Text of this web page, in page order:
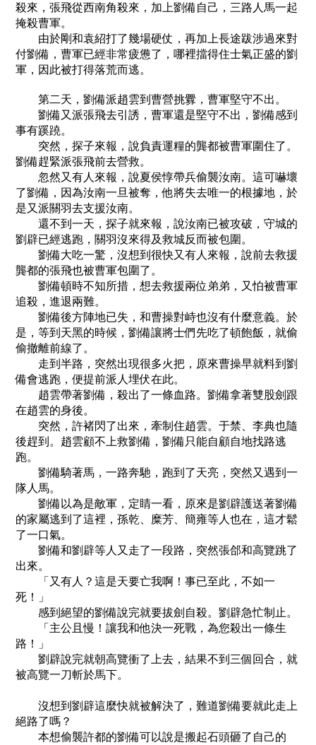
殺來，張飛從西南角殺來，加上劉備自己，三路人馬一起
掩殺曹軍。
由於剛和袁紹打了幾場硬仗，再加上長途跋涉過來對
付劉備，曹軍已經非常疲憊了，哪裡擋得住士氣正盛的劉
軍，因此被打得落荒而逃。
第二天，劉備派趙雲到曹營挑釁，曹軍堅守不出。
劉備又派張飛去引誘，曹軍還是堅守不出，劉備感到
事有蹊蹺。
突然，探子來報，說負責運糧的龔都被曹軍圍住了。
劉備趕緊派張飛前去營救。
忽然又有人來報，說夏侯惇帶兵偷襲汝南。這可嚇壞
了劉備，因為汝南一旦被奪，他將失去唯一的根據地，於
是又派關羽去支援汝南。
還不到一天，探子就來報，說汝南已被攻破，守城的
劉辟已經逃跑，關羽沒來得及救城反而被包圍。
劉備大吃一驚，沒想到很快又有人來報，說前去救援
龔都的張飛也被曹軍包圍了。
劉備頓時不知所措，想去救援兩位弟弟，又怕被曹軍
追殺，進退兩難。
劉備後方陣地已失，和曹操對峙也沒有什麼意義。於
是，等到天黑的時候，劉備讓將士們先吃了頓飽飯，就偷
偷撤離前線了。
走到半路，突然出現很多火把，原來曹操早就料到劉
備會逃跑，便提前派人埋伏在此。
趙雲帶著劉備，殺出了一條血路。劉備拿著雙股劍跟
在趙雲的身後。
突然，許褚閃了出來，牽制住趙雲。于禁、李典也隨
後趕到。趙雲顧不上救劉備，劉備只能自顧自地找路逃
跑。
劉備騎著馬，一路奔馳，跑到了天亮，突然又遇到一
隊人馬。
劉備以為是敵軍，定睛一看，原來是劉辟護送著劉備
的家屬逃到了這裡，孫乾、糜芳、簡雍等人也在，這才鬆
了一口氣。
劉備和劉辟等人又走了一段路，突然張郃和高覽跳了
出來。
「又有人？這是天要亡我啊！事已至此，不如一
死！」
感到絕望的劉備說完就要拔劍自殺。劉辟急忙制止。
「主公且慢！讓我和他決一死戰，為您殺出一條生
路！」
劉辟說完就朝高覽衝了上去，結果不到三個回合，就
被高覽一刀斬於馬下。
沒想到劉辟這麼快就被解決了，難道劉備要就此走上
絕路了嗎？
本想偷襲許都的劉備可以說是搬起石頭砸了自己的